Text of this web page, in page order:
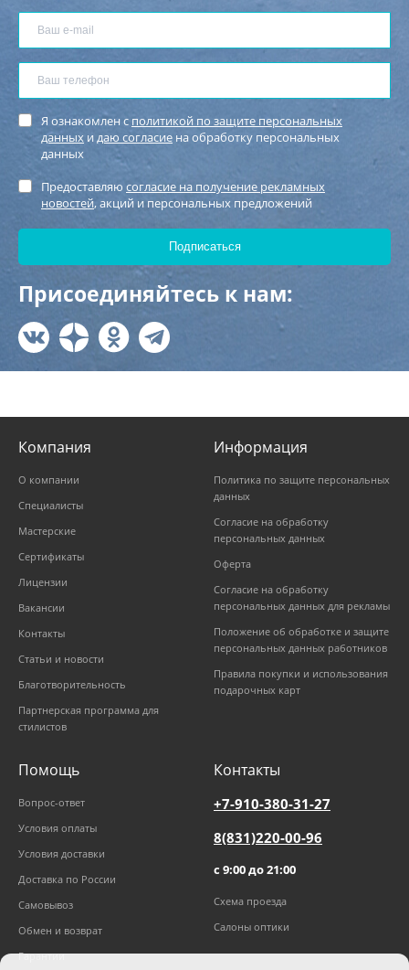
Я ознакомлен с политикой по защите персональных
данных идаю согласие на обработку персональных
данных
Предоставляю согласие на получение рекламных
новостей, акций и персональных предложений
Присоединяйтесь к нам:
Компания
О компании
Специалисты
Мастерские
Сертификаты
Лицензии
Вакансии
Контакты
Статьи и новости
Благотворительность
Партнерская программа для
стилистов
Информация
Политика по защите персональных
данных
Согласие на обработку
персональных данных
Оферта
Согласие на обработку
персональных данных для рекламы
Положение об обработке и защите
персональных данных работников
Правила покупки и использования
подарочных карт
Помощь
Вопрос-ответ
Условия оплаты
Условия доставки
Доставка по России
Самовывоз
Обмен и возврат
Гарантии
Контакты
+7-910-380-31-27
8(831)220-00-96
с 9:00 до 21:00
Схема проезда
Салоны оптики